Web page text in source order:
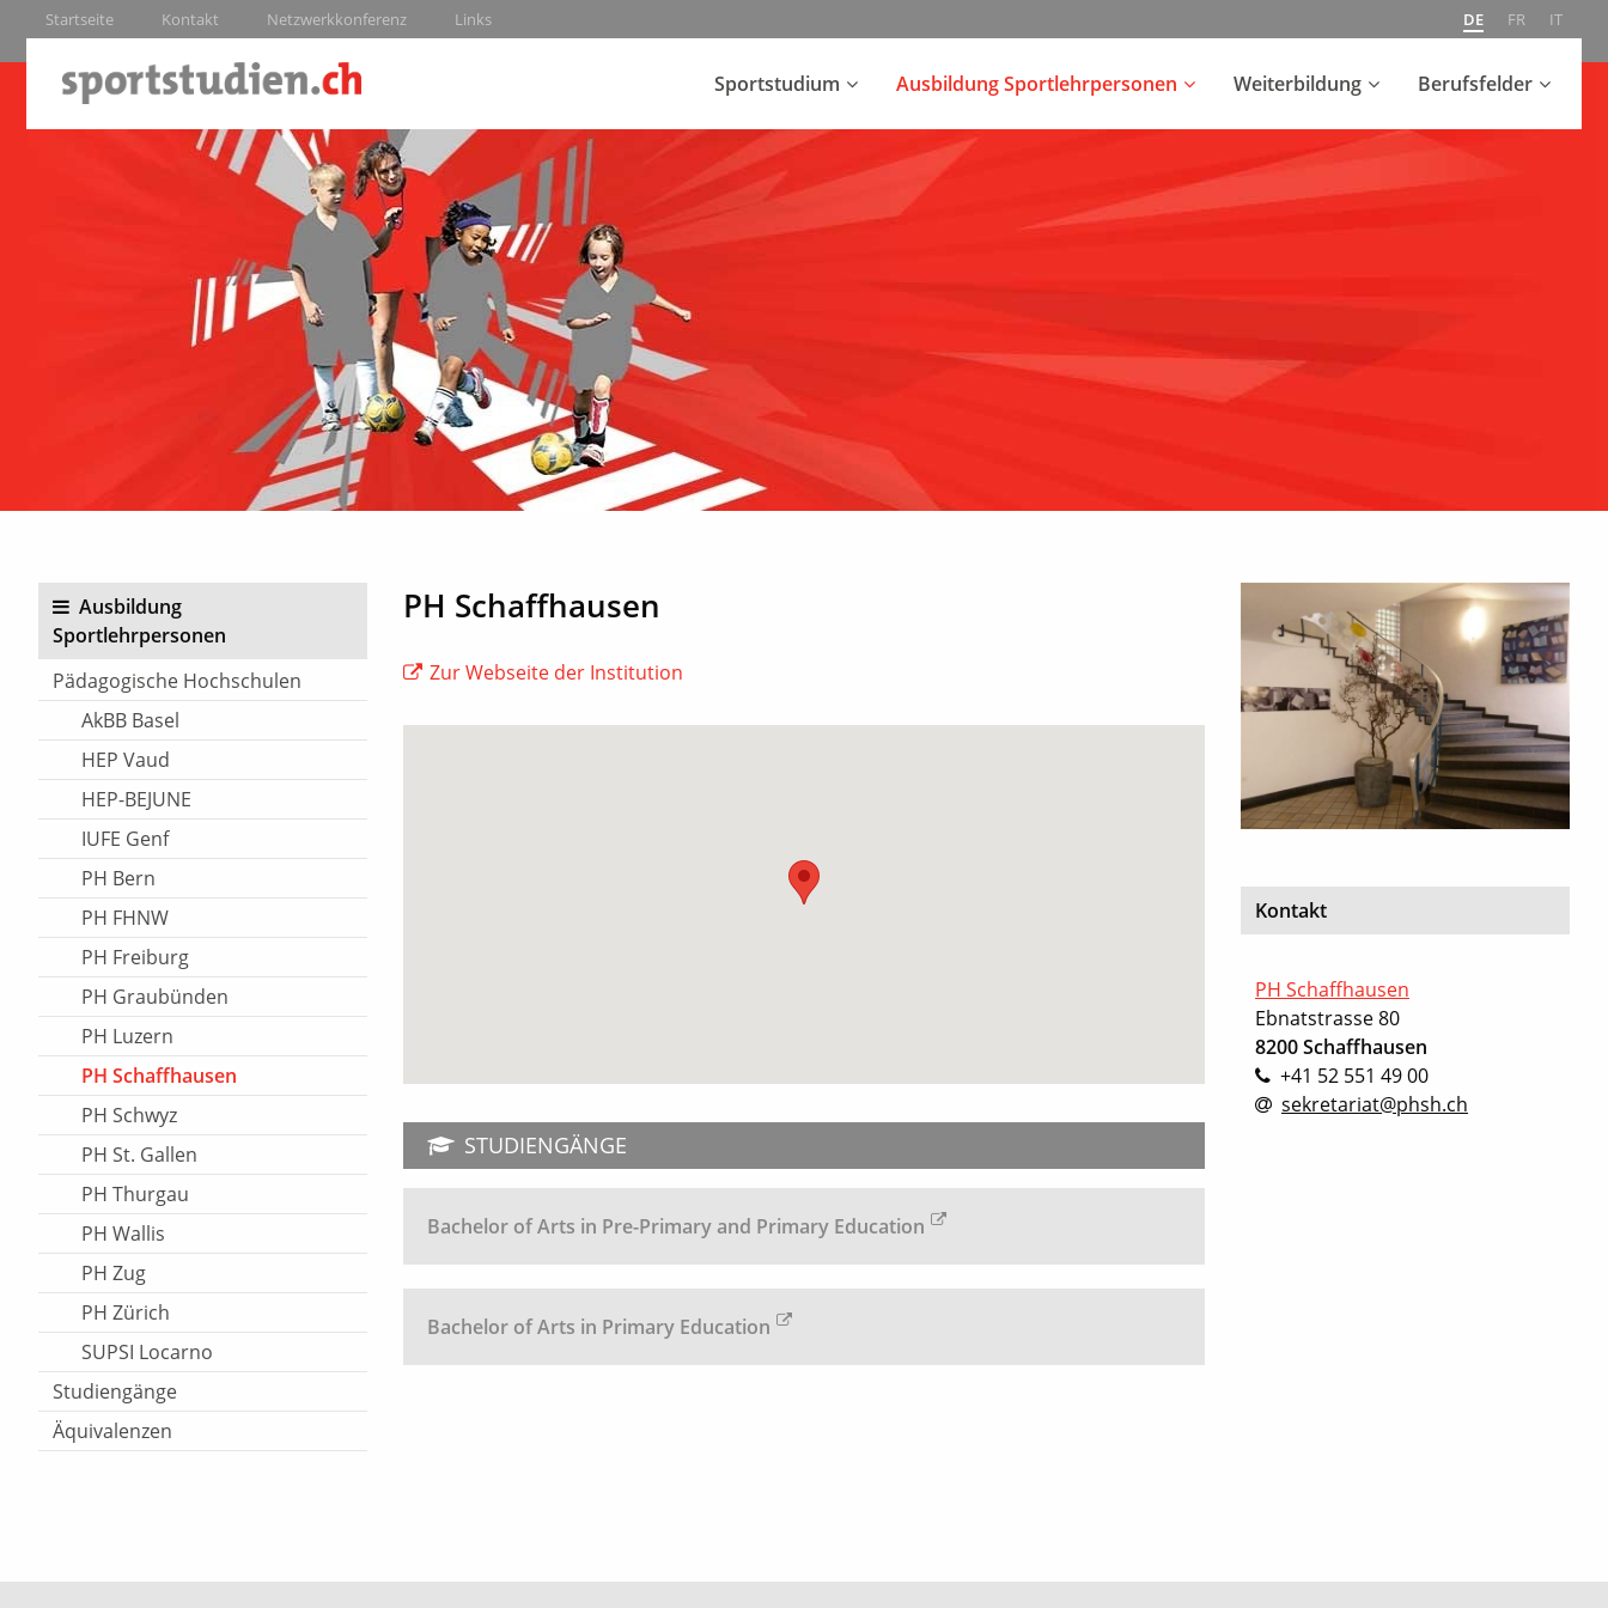
DE FR IT
Startseite Kontakt Netzwerkkonferenz Links
Sportstudium Ausbildung Sportlehrpersonen Weiterbildung Berufsfelder
Ausbildung
Sportlehrpersonen
Pädagogische Hochschulen
AkBB Basel
HEP Vaud
HEP-BEJUNE
IUFE Genf
PH Bern
PH FHNW
PH Freiburg
PH Graubünden
PH Luzern
PH Schaffhausen
PH Schwyz
PH St. Gallen
PH Thurgau
PH Wallis
PH Zug
PH Zürich
SUPSI Locarno
Studiengänge
Äquivalenzen
PH Schaffhausen
Zur Webseite der Institution
STUDIENGÄNGE
Bachelor of Arts in Pre-Primary and Primary Education
Bachelor of Arts in Primary Education
Kontakt
PH Schaffhausen
Ebnatstrasse 80
8200 Schaffhausen
+41 52 551 49 00
sekretariat@phsh.ch